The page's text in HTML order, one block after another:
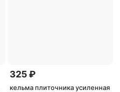
325 ₽
кельма плиточника усиленная